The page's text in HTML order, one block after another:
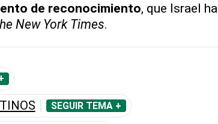
de reconocimiento, que Israel ha
New York Times.
SEGUIR TEMA +